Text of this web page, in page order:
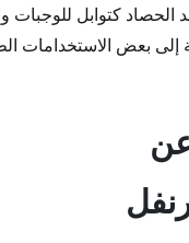
الحصاد كتوابل للوجبات
إلى بعض الاستخدامات